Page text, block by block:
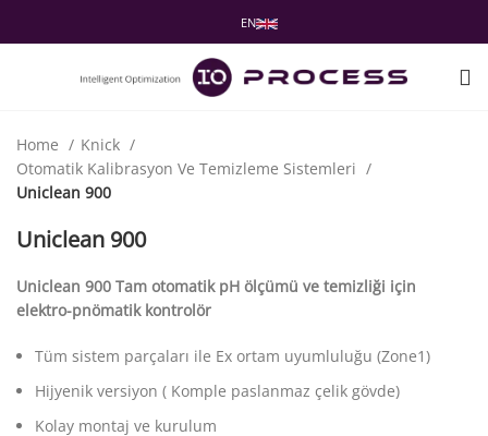
EN
Home
Knick
Otomatik Kalibrasyon Ve Temizleme Sistemleri
Uniclean 900
Uniclean 900
Uniclean 900 Tam otomatik pH ölçümü ve temizliği için
elektro-pnömatik kontrolör
Tüm sistem parçaları ile Ex ortam uyumluluğu (Zone1)
Hijyenik versiyon ( Komple paslanmaz çelik gövde)
Kolay montaj ve kurulum